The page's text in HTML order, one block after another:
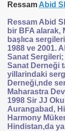
Ressam Abid
Ressam Abid
bir BFA alarak,
başlıca
1988 ve 2001.
Sanat
Sanat Derneği
yillarindaki
Derneği,nde
Maharastra
1998 Sir JJ
Aurangabad,
Harmony
Hindistan,da